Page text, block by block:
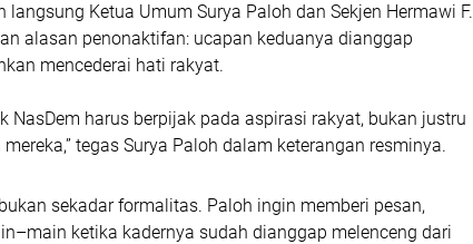
langsung Ketua Umum Surya Paloh dan Sekjen Hermawi F.
alasan penonaktifan: ucapan keduanya dianggap
mencederai hati rakyat.
NasDem harus berpijak pada aspirasi rakyat, bukan justru
tegas Surya Paloh dalam keterangan resminya.
sekadar formalitas. Paloh ingin memberi pesan,
ketika kadernya sudah dianggap melenceng dari